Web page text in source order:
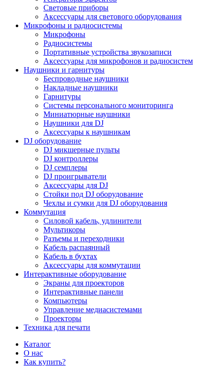
Световые приборы
Аксессуары для светового оборудования
Микрофоны и радиосистемы
Микрофоны
Радиосистемы
Портативные устройства звукозаписи
Аксессуары для микрофонов и радиосистем
Наушники и гарнитуры
Беспроводные наушники
Накладные наушники
Гарнитуры
Системы персонального мониторинга
Миниатюрные наушники
Наушники для DJ
Аксессуары к наушникам
DJ оборудование
DJ микшерные пульты
DJ контроллеры
DJ семплеры
DJ проигрыватели
Аксессуары для DJ
Стойки под DJ оборудование
Чехлы и сумки для DJ оборудования
Коммутация
Силовой кабель, удлинители
Мультикоры
Разъемы и переходники
Кабель распаянный
Кабель в бухтах
Аксессуары для коммутации
Интерактивные оборудование
Экраны для проекторов
Интерактивные панели
Компьютеры
Управление медиасистемами
Проекторы
Техника для печати
Каталог
О нас
Как купить?